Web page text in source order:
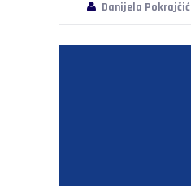
Danijela Pokrajčić